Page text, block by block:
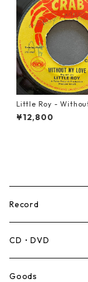
Little Roy - Without
e【7-21990】
¥12,800
Record
Ska
CD・DVD
Goods